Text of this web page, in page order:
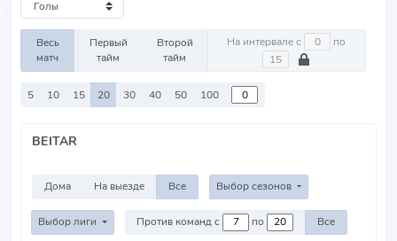
Весь
матч
Первый
тайм
Второй
тайм
На интервале с по
5 10 15 20 30 40 50 100
BEITAR
Дома На выезде Все Выбор сезонов
Выбор лиги Против команд с по Все